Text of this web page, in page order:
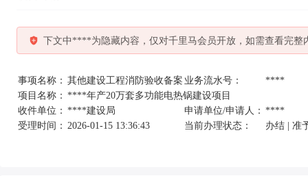
下文中****为隐藏内容，仅对千里马会员开放，如需查看完整
事项名称： 其他建设工程消防验收备案 业务流水号：
****
项目名称： ****年产20万套多功能电热锅建设项目
收件单位： ****建设局 申请单位/申请人： ****
受理时间： 2026-01-15 13:36:43 当前办理状态： 办结 | 准